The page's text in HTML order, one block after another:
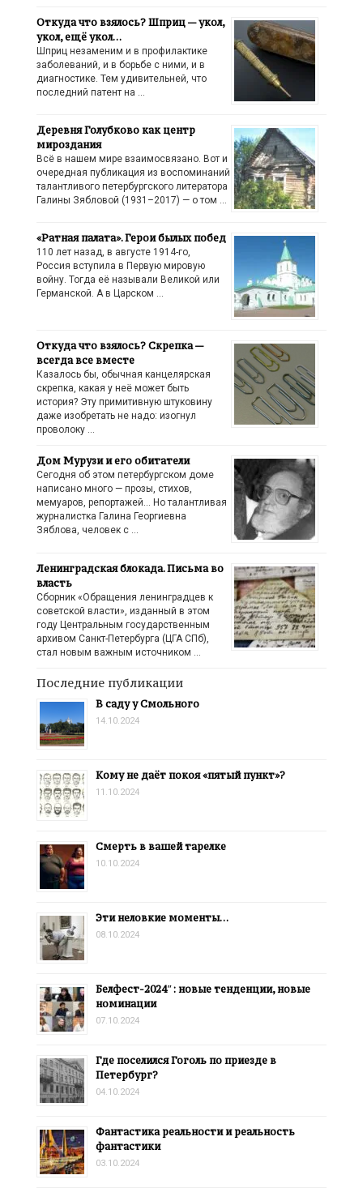
Откуда что взялось? Шприц — укол,
укол, ещё укол…
Шприц незаменим и в профилактике
заболеваний, и в борьбе с ними, и в
диагностике. Тем удивительней, что
последний патент на …
Деревня Голубково как центр
мироздания
Всё в нашем мире взаимосвязано. Вот и
очередная публикация из воспоминаний
талантливого петербургского литератора
Галины Зябловой (1931–2017) — о том …
«Ратная палата». Герои былых побед
110 лет назад, в августе 1914-го,
Россия вступила в Первую мировую
войну. Тогда её называли Великой или
Германской. А в Царском …
Откуда что взялось? Скрепка —
всегда все вместе
Казалось бы, обычная канцелярская
скрепка, какая у неё может быть
история? Эту примитивную штуковину
даже изобретать не надо: изогнул
проволоку …
Дом Мурузи и его обитатели
Сегодня об этом петербургском доме
написано много — прозы, стихов,
мемуаров, репортажей… Но талантливая
журналистка Галина Георгиевна
Зяблова, человек с …
Ленинградская блокада. Письма во
власть
Сборник «Обращения ленинградцев к
советской власти», изданный в этом
году Центральным государственным
архивом Санкт-Петербурга (ЦГА СПб),
стал новым важным источником …
Последние публикации
В саду у Смольного
14.10.2024
Кому не даёт покоя «пятый пункт»?
11.10.2024
Смерть в вашей тарелке
10.10.2024
Эти неловкие моменты…
08.10.2024
Белфест-2024″: новые тенденции, новые
номинации
07.10.2024
Где поселился Гоголь по приезде в
Петербург?
04.10.2024
Фантастика реальности и реальность
фантастики
03.10.2024